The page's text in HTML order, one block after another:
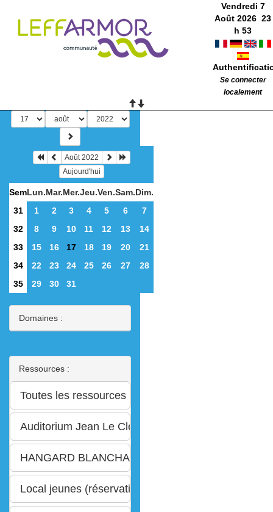
Vendredi 7
Août 2026 23
h53
Se connecter
localement
Août 2022
Aujourd'hui
SemLun.Mar.Mer.Jeu.Ven.Sam.Dim.
31
1 2 3 4 5 6
7
32
8 9 10 11 12 13
14
33
15 16 17 18 19 20
21
34
22 23 24 25 26 27
28
35
29 30 31
Domaines :
Ressources :